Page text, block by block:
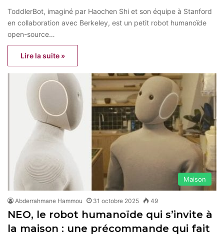
ToddlerBot, imaginé par Haochen Shi et son équipe à Stanford
en collaboration avec Berkeley, est un petit robot humanoïde
open-source…
Lire la suite »
Maison
Abderrahmane Hammou 31 octobre 2025 49
NEO, le robot humanoïde qui s’invite à
la maison : une précommande qui fait